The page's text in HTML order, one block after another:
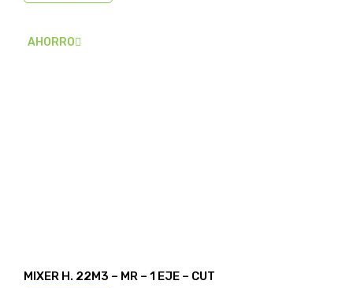
AHORRO
MIXER H. 22M3 – MR – 1 EJE – CUT